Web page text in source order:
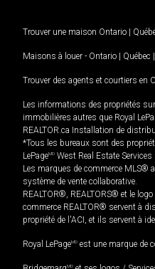
Trouver une maison Ontario |
Maisons à louer - Ontario | Québec |
Trouver des agents et courtiers en
Les informations des propriétés
immobilières autres que Royal
REALTOR.ca Installation de
*Tous les bureaux sont des
LePageMD West Real Estate Services
Les marques de commerce MLS®
système de vente collaborative.
REALTOR®, REALTORS® et le
commerce REALTOR® servent à
propriété de l'ACI, et ils servent à
Royal LePageMD est une marque de
MD